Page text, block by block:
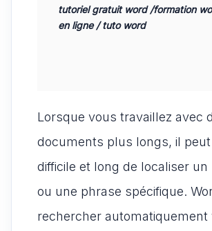
tutoriel gratuit word /formation
en ligne / tuto word
Lorsque vous travaillez avec
documents plus longs, il
difficile et long de localiser un
ou une phrase spécifique.
rechercher automatiquement